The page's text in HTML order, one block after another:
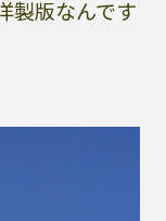
製版なんです